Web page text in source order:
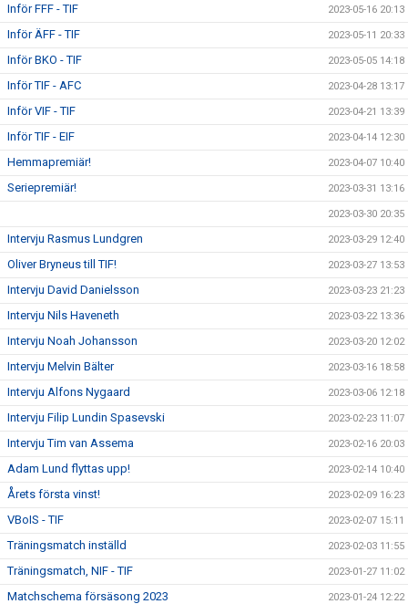
Inför FFF - TIF 2023-05-16 20:13
Inför ÄFF - TIF 2023-05-11 20:33
Inför BKO - TIF 2023-05-05 14:18
Inför TIF - AFC 2023-04-28 13:17
Inför VIF - TIF 2023-04-21 13:39
Inför TIF - EIF 2023-04-14 12:30
Hemmapremiär! 2023-04-07 10:40
Seriepremiär! 2023-03-31 13:16
2023-03-30 20:35
Intervju Rasmus Lundgren 2023-03-29 12:40
Oliver Bryneus till TIF! 2023-03-27 13:53
Intervju David Danielsson 2023-03-23 21:23
Intervju Nils Haveneth 2023-03-22 13:36
Intervju Noah Johansson 2023-03-20 12:02
Intervju Melvin Bälter 2023-03-16 18:58
Intervju Alfons Nygaard 2023-03-06 12:18
Intervju Filip Lundin Spasevski 2023-02-23 11:07
Intervju Tim van Assema 2023-02-16 20:03
Adam Lund flyttas upp! 2023-02-14 10:40
Årets första vinst! 2023-02-09 16:23
VBoIS - TIF 2023-02-07 15:11
Träningsmatch inställd 2023-02-03 11:55
Träningsmatch, NIF - TIF 2023-01-27 11:02
Matchschema försäsong 2023 2023-01-24 12:22